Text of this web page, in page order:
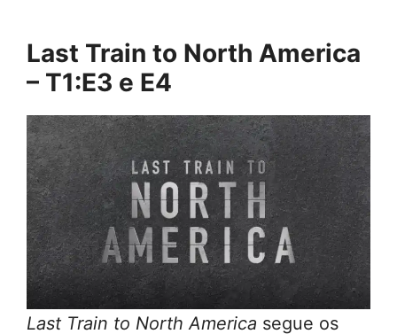
Last Train to North America
– T1:E3 e E4
Last Train to North America segue os